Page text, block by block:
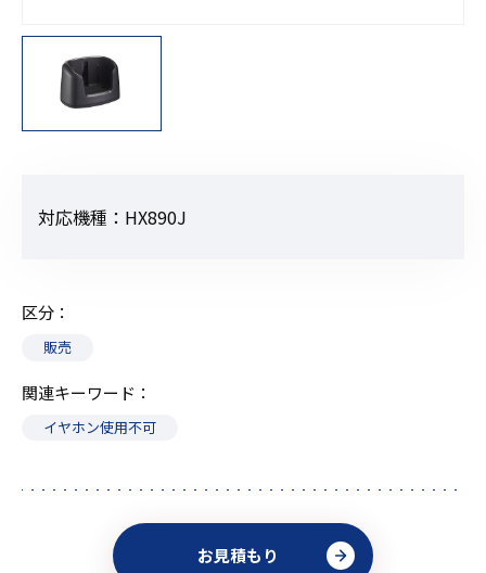
対応機種：HX890J
区分
販売
関連キーワード
イヤホン使用不可
お見積もり